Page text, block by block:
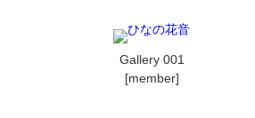
Gallery 001
[member]